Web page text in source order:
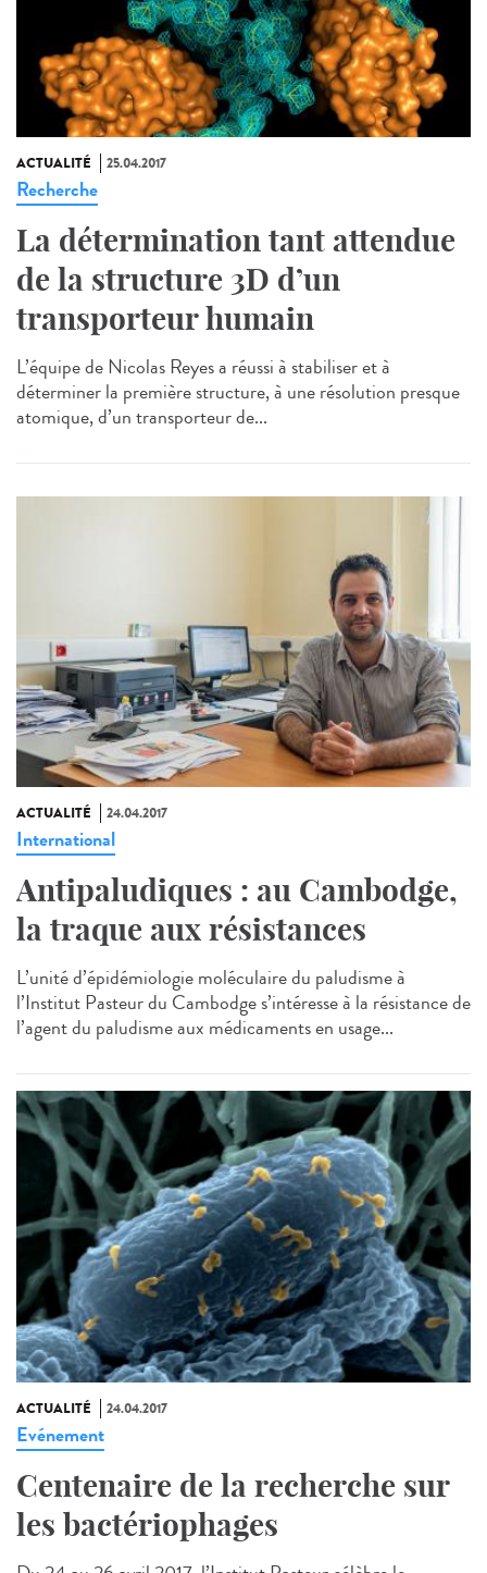
ACTUALITÉ 25.04.2017
Recherche
La détermination tant attendue
de la structure 3D d’un
transporteur humain
L’équipe de Nicolas Reyes a réussi à stabiliser et à
déterminer la première structure, à une résolution presque
atomique, d’un transporteur de...
ACTUALITÉ 24.04.2017
International
Antipaludiques : au Cambodge,
la traque aux résistances
L’unité d’épidémiologie moléculaire du paludisme à
l’Institut Pasteur du Cambodge s’intéresse à la résistance de
l’agent du paludisme aux médicaments en usage...
ACTUALITÉ 24.04.2017
Evénement
Centenaire de la recherche sur
les bactériophages